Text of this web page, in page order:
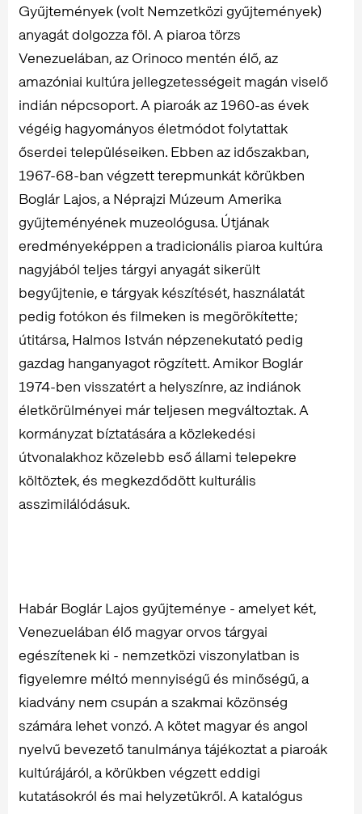
Gyűjtemények (volt Nemzetközi gyűjtemények)
anyagát dolgozza föl. A piaroa törzs
Venezuelában, az Orinoco mentén élő, az
amazóniai kultúra jellegzetességeit magán viselő
indián népcsoport. A piaroák az 1960-as évek
végéig hagyományos életmódot folytattak
őserdei településeiken. Ebben az időszakban,
1967-68-ban végzett terepmunkát körükben
Boglár Lajos, a Néprajzi Múzeum Amerika
gyűjteményének muzeológusa. Útjának
eredményeképpen a tradicionális piaroa kultúra
nagyjából teljes tárgyi anyagát sikerült
begyűjtenie, e tárgyak készítését, használatát
pedig fotókon és filmeken is megörökítette;
útitársa, Halmos István népzenekutató pedig
gazdag hanganyagot rögzített. Amikor Boglár
1974-ben visszatért a helyszínre, az indiánok
életkörülményei már teljesen megváltoztak. A
kormányzat bíztatására a közlekedési
útvonalakhoz közelebb eső állami telepekre
költöztek, és megkezdődött kulturális
asszimilálódásuk.
Habár Boglár Lajos gyűjteménye - amelyet két,
Venezuelában élő magyar orvos tárgyai
egészítenek ki - nemzetközi viszonylatban is
figyelemre méltó mennyiségű és minőségű, a
kiadvány nem csupán a szakmai közönség
számára lehet vonzó. A kötet magyar és angol
nyelvű bevezető tanulmánya tájékoztat a piaroák
kultúrájáról, a körükben végzett eddigi
kutatásokról és mai helyzetükről. A katalógus